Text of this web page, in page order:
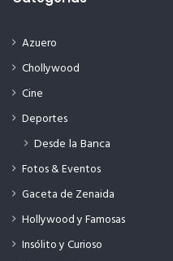
Azuero
Chollywood
Cine
Deportes
Desde la Banca
Fotos & Eventos
Gaceta de Zenaida
Hollywood y Famosas
Insólito y Curioso